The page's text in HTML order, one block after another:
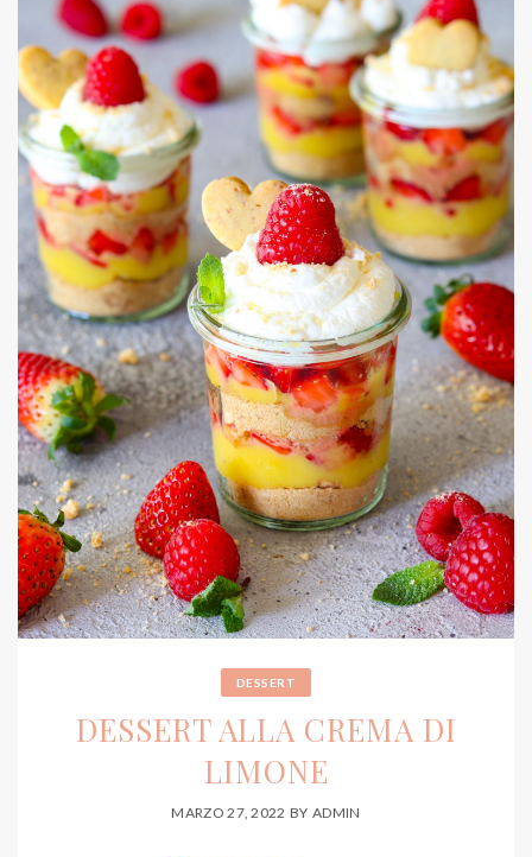
DESSERT
DESSERT ALLA CREMA DI
LIMONE
MARZO 27, 2022 BY ADMIN